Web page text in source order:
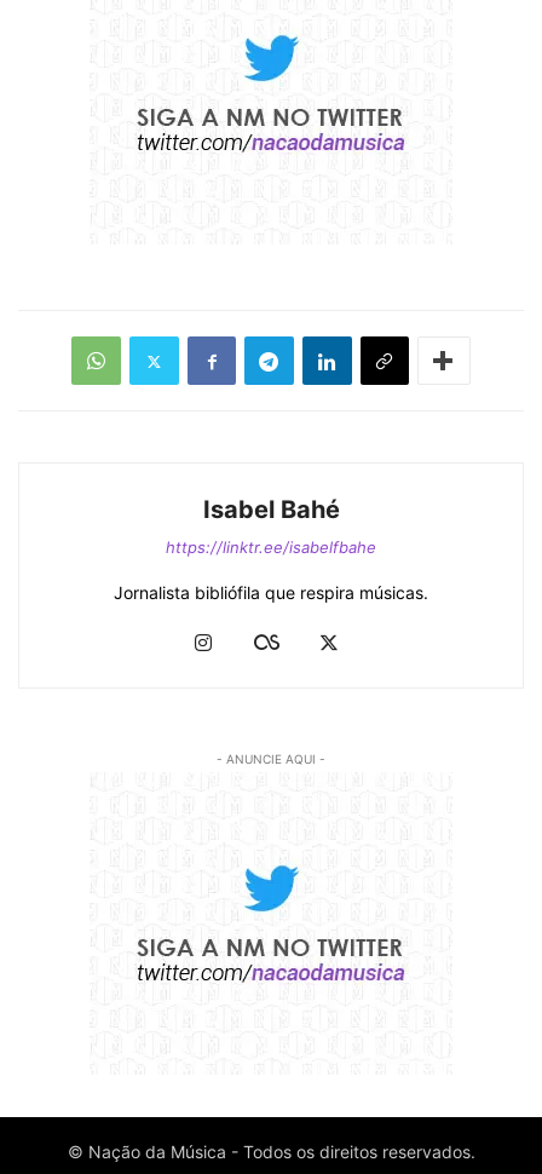
Isabel Bahé
https://linktr.ee/isabelfbahe
Jornalista bibliófila que respira músicas.
- ANUNCIE AQUI -
© Nação da Música - Todos os direitos reservados.